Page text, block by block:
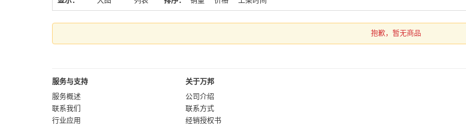
抱歉，暂无商品
服务与支持
服务概述
联系我们
行业应用
关于万邦
公司介绍
联系方式
经销授权书